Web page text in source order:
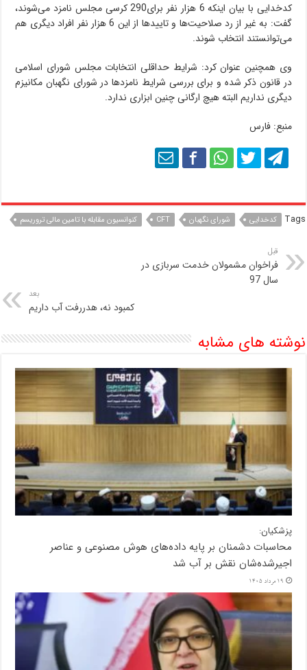
کدخدایی با بیان اینکه 6 هزار نفر برای290 کرسی مجلس نامزد می‌شوند،
گفت: به غیر از رد صلاحیت‌ها و تاییدها از این 6 هزار نفر افراد دیگری هم
می‌توانستند انتخاب شوند.
وی همچنین عنوان کرد: شرایط حداقلی انتخابات مجلس شورای اسلامی
در قانون ذکر شده و برای بررسی شرایط نامزدها در شورای نگهبان مکانیزم
دیگری نداریم البته هیچ ارگانی چنین ابزاری ندارد.
منبع: فارس
Tags کدخدایی شورای نگهبان CFT کنوانسیون مقابله با تامین مالی تروریسم
قبل
فراخوان مشمولان خدمت سربازی در
سال 97
بعد
کمبود نه، هدررفت آب داریم
نوشته های مشابه
پزشکیان:
محاسبات دشمنان بر پایه داده‌های هوش مصنوعی و عناصر
اجیرشده‌شان نقش بر آب شد
19 مرداد 1405